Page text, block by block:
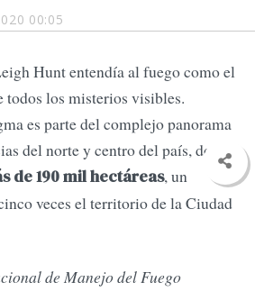
00:05
Hunt entendía al fuego como el
todos los misterios visibles.
es parte del complejo panorama
del norte y centro del país, donde
de 190 mil hectáreas, un
veces el territorio de la Ciudad
de Manejo del Fuego